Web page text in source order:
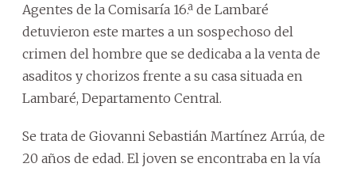
Agentes de la Comisaría 16.ª de Lambaré
detuvieron este martes a un sospechoso del
crimen del hombre que se dedicaba a la venta de
asaditos y chorizos frente a su casa situada en
Lambaré, Departamento Central.
Se trata de Giovanni Sebastián Martínez Arrúa, de
20 años de edad. El joven se encontraba en la vía